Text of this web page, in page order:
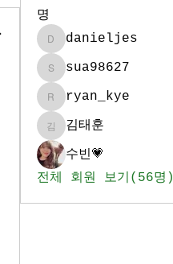
명
danieljes
danieljes
sua98627
sua98627
ryan_kye
ryan_kye
김태훈
김태훈
수빈💗
전체 회원 보기(56명)